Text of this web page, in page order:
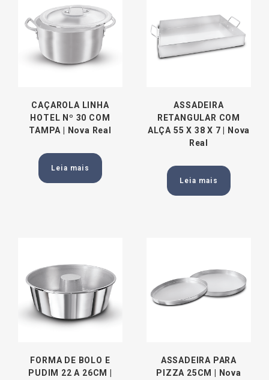
CAÇAROLA LINHA
HOTEL Nº 30 COM
TAMPA | Nova Real
Leia mais
ASSADEIRA
RETANGULAR COM
ALÇA 55 X 38 X 7 | Nova
Real
Leia mais
FORMA DE BOLO E
PUDIM 22 A 26CM |
ASSADEIRA PARA
PIZZA 25CM | Nova